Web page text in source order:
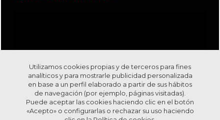
Utilizamos cookies propias y de terceros para fines
analíticos y para mostrarle publicidad personalizada
en base a un perfil elaborado a partir de sus hábitos
de navegación (por ejemplo, páginas visitadas).
Puede aceptar las cookies haciendo clic en el botón
«Acepto» o configurarlas o rechazar su uso haciendo